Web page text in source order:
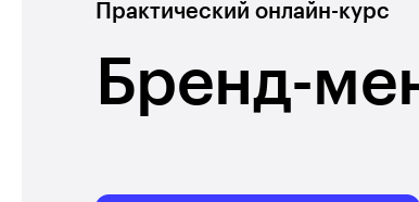
Бренд-
Практический онлайн-курс